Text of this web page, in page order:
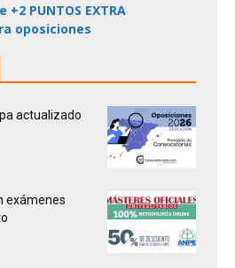
+2 PUNTOS EXTRA
oposiciones
actualizado
exámenes